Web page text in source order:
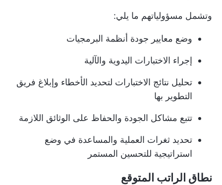
وتشمل مسؤولياتهم ما يلي:
وضع معايير جودة أنظمة البرمجيات
إجراء الاختبارات اليدوية والآلية
تحليل نتائج الاختبارات لتحديد الأخطاء وإبلاغ فريق
التطوير بها
تتبع مشاكل الجودة والحفاظ على الوثائق اللازمة
تحديد ثغرات العملية والمساعدة في وضع
استراتيجية للتحسين المستمر
نطاق الراتب المتوقع